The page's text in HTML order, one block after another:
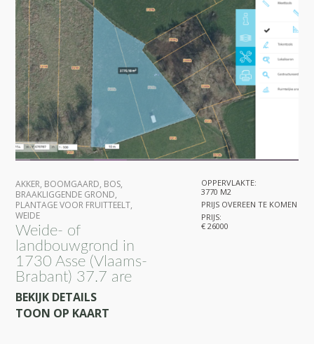
AKKER, BOOMGAARD, BOS,
BRAAKLIGGENDE GROND,
PLANTAGE VOOR FRUITTEELT,
WEIDE
Weide- of
landbouwgrond in
1730 Asse (Vlaams-
Brabant) 37.7 are
BEKIJK DETAILS
TOON OP KAART
OPPERVLAKTE:
3770 M2
PRIJS OVEREEN TE KOMEN
PRIJS:
€ 26000